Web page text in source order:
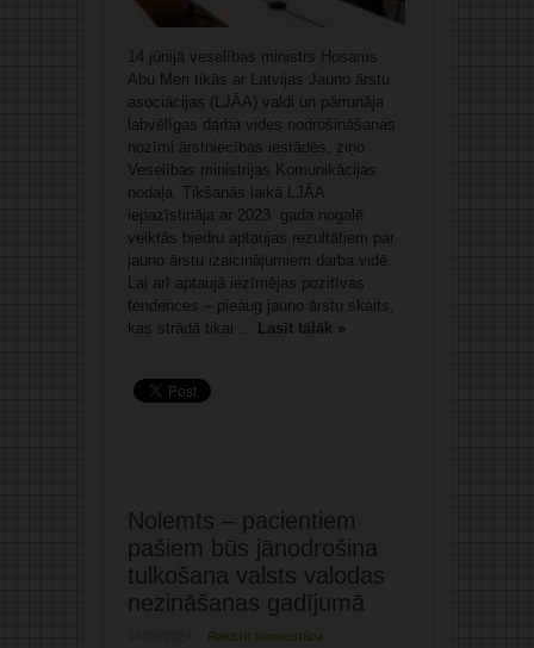
14.jūnijā veselības ministrs Hosams
Abu Meri tikās ar Latvijas Jauno ārstu
asociācijas (LJĀA) valdi un pārrunāja
labvēlīgas darba vides nodrošināšanas
nozīmi ārstniecības iestādēs, ziņo
Veselības ministrijas Komunikācijas
nodaļa. Tikšanās laikā LJĀA
iepazīstināja ar 2023. gada nogalē
veiktās biedru aptaujas rezultātiem par
jauno ārstu izaicinājumiem darba vidē.
Lai arī aptaujā iezīmējas pozitīvas
tendences – pieaug jauno ārstu skaits,
kas strādā tikai ... Lasīt tālāk »
Nolemts – pacientiem
pašiem būs jānodrošina
tulkošana valsts valodas
nezināšanas gadījumā
Rakstīt komentāru